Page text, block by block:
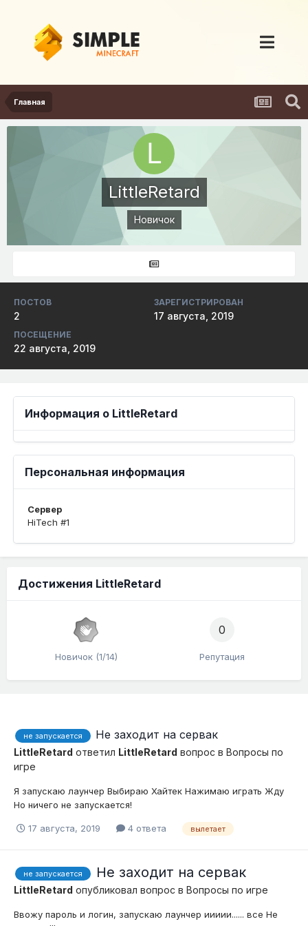
Главная
LittleRetard
Новичок
ПОСТОВ
2
ЗАРЕГИСТРИРОВАН
17 августа, 2019
ПОСЕЩЕНИЕ
22 августа, 2019
Информация о LittleRetard
Персональная информация
Сервер
HiTech #1
Достижения LittleRetard
Новичок (1/14)
0
Репутация
не запускается Не заходит на сервак
LittleRetard ответил LittleRetard вопрос в Вопросы по
игре
Я запускаю лаунчер Выбираю Хайтек Нажимаю играть Жду
Но ничего не запускается!
17 августа, 2019 4 ответа вылетает
не запускается Не заходит на сервак
LittleRetard опубликовал вопрос в Вопросы по игре
Ввожу пароль и логин, запускаю лаунчер иииии...... все Не